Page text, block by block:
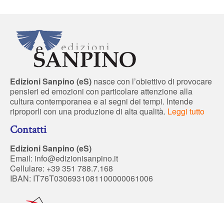
Edizioni Sanpino (eS) nasce con l’obiettivo di provocare
pensieri ed emozioni con particolare attenzione alla
cultura contemporanea e ai segni dei tempi. Intende
riproporli con una produzione di alta qualità. Leggi tutto
Contatti
Edizioni Sanpino (eS)
Email: info@edizionisanpino.it
Cellulare: +39 351 788.7.168
IBAN: IT76T0306931081100000061006